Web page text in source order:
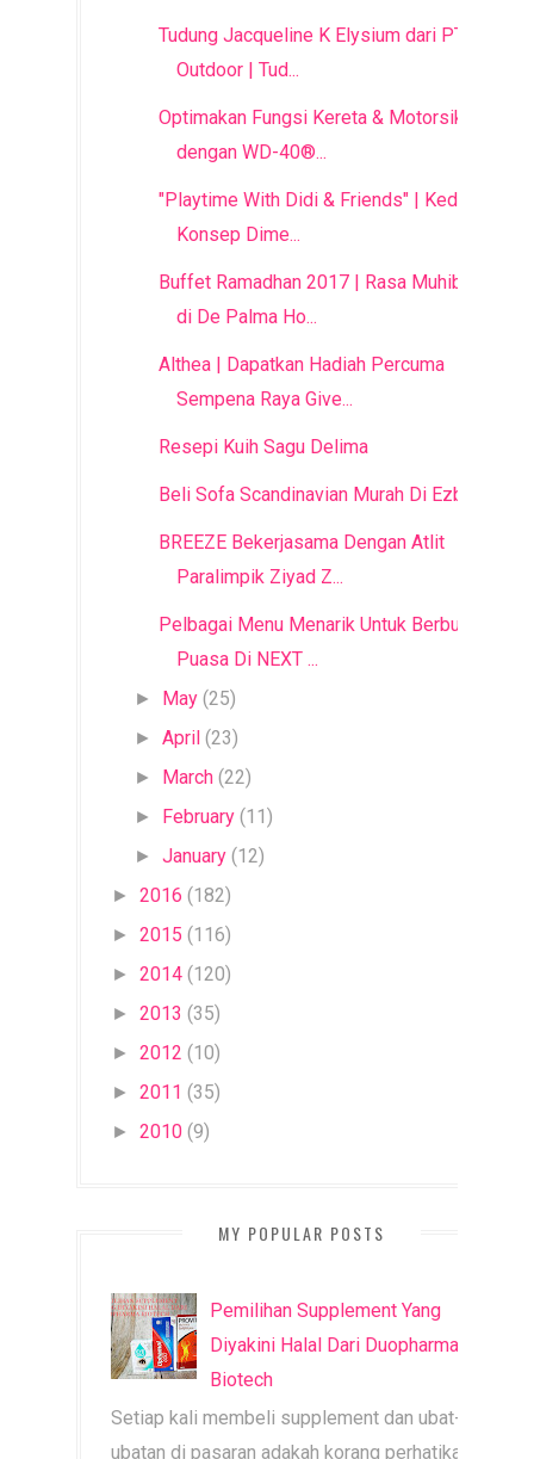
Tudung Jacqueline K Elysium dari PTT
Outdoor | Tud...
Optimakan Fungsi Kereta & Motorsikal
dengan WD-40®...
"Playtime With Didi & Friends" | Kedai
Konsep Dime...
Buffet Ramadhan 2017 | Rasa Muhibah
di De Palma Ho...
Althea | Dapatkan Hadiah Percuma
Sempena Raya Give...
Resepi Kuih Sagu Delima
Beli Sofa Scandinavian Murah Di Ezbuy
BREEZE Bekerjasama Dengan Atlit
Paralimpik Ziyad Z...
Pelbagai Menu Menarik Untuk Berbuka
Puasa Di NEXT ...
► May (25)
►April (23)
► March (22)
► February (11)
►January (12)
► 2016 (182)
► 2015 (116)
► 2014 (120)
► 2013 (35)
► 2012 (10)
► 2011 (35)
► 2010 (9)
MY POPULAR POSTS
Pemilihan Supplement Yang
Diyakini Halal Dari Duopharma
Biotech
Setiap kali membeli supplement dan ubat-
ubatan di pasaran adakah korang perhatikan